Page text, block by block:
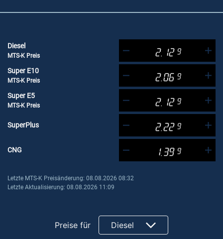
Diesel
MTS-K Preis 2.12 9
Super E10
MTS-K Preis 2.06 9
Super E5
MTS-K Preis 2.12 9
SuperPlus 2.22 9
CNG 1.39 9
Letzte MTS-K Preisänderung: 08.08.2026 08:32
Letzte Aktualisierung: 08.08.2026 11:09
Preise für Diesel